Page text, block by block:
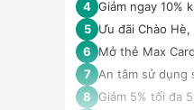
4 Giảm ngay 10%
5 Ưu đãi Chào
6
Mở thẻ Max
7 An tâm sử dụng
8
Giảm 5% tối đa